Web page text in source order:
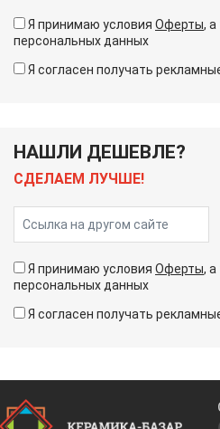
Я принимаю условия Оферты,
персональных данных
Я согласен получать
НАШЛИ ДЕШЕВЛЕ?
СДЕЛАЕМ ЛУЧШЕ!
Я принимаю условия Оферты,
персональных данных
Я согласен получать